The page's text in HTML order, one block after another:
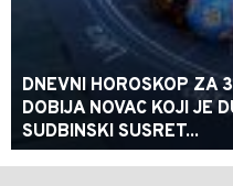
DNEVNI HOROSKOP ZA
DOBIJA NOVAC KOJI JE
SUDBINSKI SUSRET...